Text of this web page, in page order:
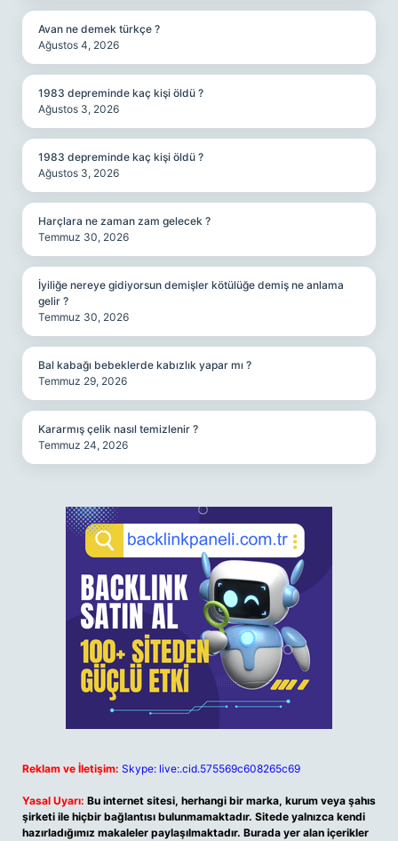
Avan ne demek türkçe ?
Ağustos 4, 2026
1983 depreminde kaç kişi öldü ?
Ağustos 3, 2026
1983 depreminde kaç kişi öldü ?
Ağustos 3, 2026
Harçlara ne zaman zam gelecek ?
Temmuz 30, 2026
İyiliğe nereye gidiyorsun demişler kötülüğe demiş ne anlama
gelir ?
Temmuz 30, 2026
Bal kabağı bebeklerde kabızlık yapar mı ?
Temmuz 29, 2026
Kararmış çelik nasıl temizlenir ?
Temmuz 24, 2026
Reklam ve İletişim: Skype: live:.cid.575569c608265c69
Yasal Uyarı: Bu internet sitesi, herhangi bir marka, kurum veya şahıs
şirketi ile hiçbir bağlantısı bulunmamaktadır. Sitede yalnızca kendi
hazırladığımız makaleler paylaşılmaktadır. Burada yer alan içerikler